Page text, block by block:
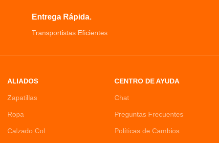
Entrega Rápida.
Transportistas Eficientes
ALIADOS
Zapatillas
Ropa
Calzado Col
CENTRO DE AYUDA
Chat
Preguntas Frecuentes
Políticas de Cambios